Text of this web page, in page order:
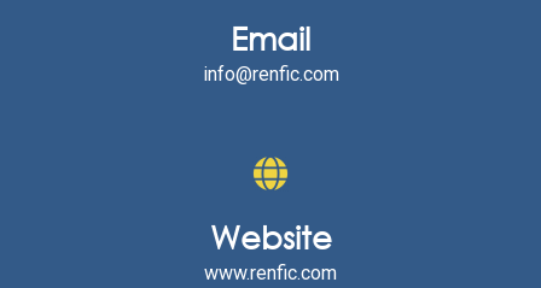
Email
info@renfic.com
Website
www.renfic.com